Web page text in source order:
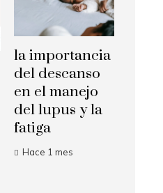
la importancia
del descanso
en el manejo
del lupus y la
fatiga
Hace 1 mes